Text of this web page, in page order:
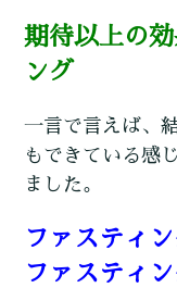
期待以上の
ング
一言で言えば、
もできている感
ました。
ファスティ
ファスティ